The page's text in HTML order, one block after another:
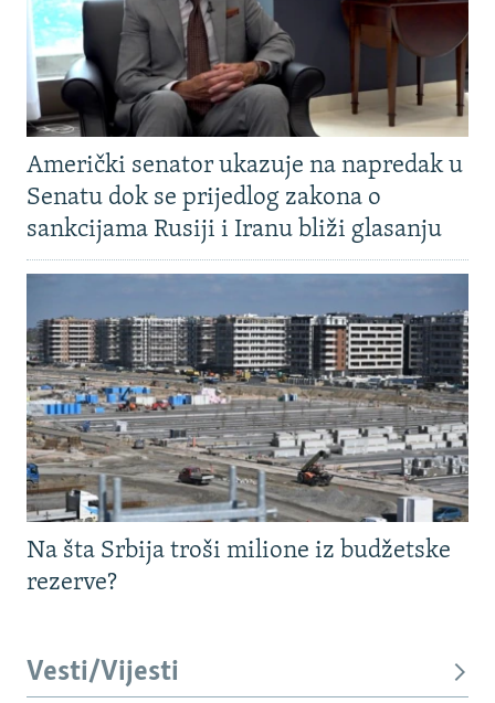
Američki senator ukazuje na napredak u
Senatu dok se prijedlog zakona o
sankcijama Rusiji i Iranu bliži glasanju
Na šta Srbija troši milione iz budžetske
rezerve?
Vesti/Vijesti